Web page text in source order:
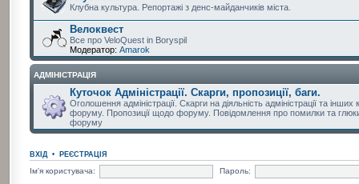
Клубна культура. Репортажі з денс-майданчиків міста.
Велоквест
Все про VeloQuest in Boryspil
Модератор: Amarok
АДМІНІСТРАЦІЯ
Куточок Адміністрації. Скарги, пропозиції, баги.
Оголошення адміністрації. Скарги на діяльність адміністрації та інших
форуму. Пропозиції щодо форуму. Повідомлення про помилки та
форуму
ВХІД• РЕЄСТРАЦІЯ
Ім'я користувача:
Пароль: